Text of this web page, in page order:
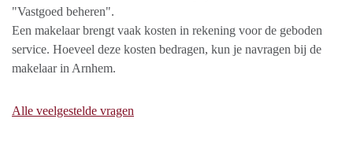
"Vastgoed beheren".
Een makelaar brengt vaak kosten in rekening voor de geboden
service. Hoeveel deze kosten bedragen, kun je navragen bij de
makelaar in Arnhem.
Alle veelgestelde vragen